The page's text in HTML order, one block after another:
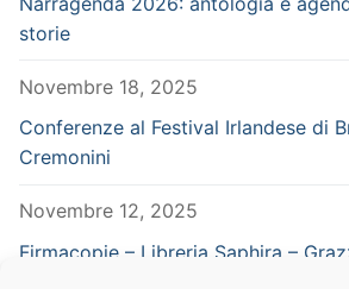
storie
Novembre 18, 2025
Conferenze al Festival Irlandese di
Cremonini
Novembre 12, 2025
Firmacopie – Libreria Saphira –